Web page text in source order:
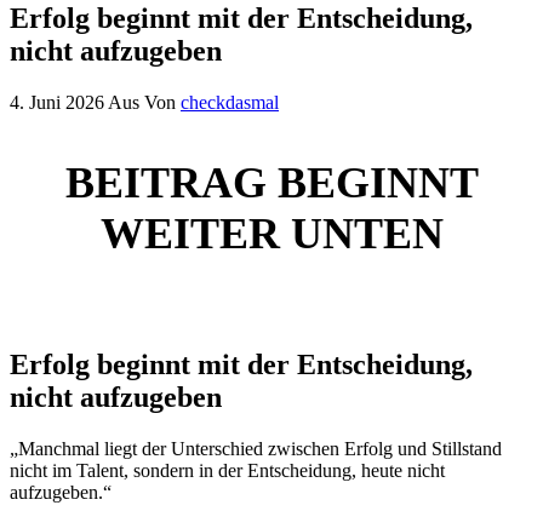
Erfolg beginnt mit der Entscheidung,
nicht aufzugeben
4. Juni 2026 Aus Von checkdasmal
BEITRAG BEGINNT
WEITER UNTEN
Erfolg beginnt mit der Entscheidung,
nicht aufzugeben
„Manchmal liegt der Unterschied zwischen Erfolg und Stillstand
nicht im Talent, sondern in der Entscheidung, heute nicht
aufzugeben.“